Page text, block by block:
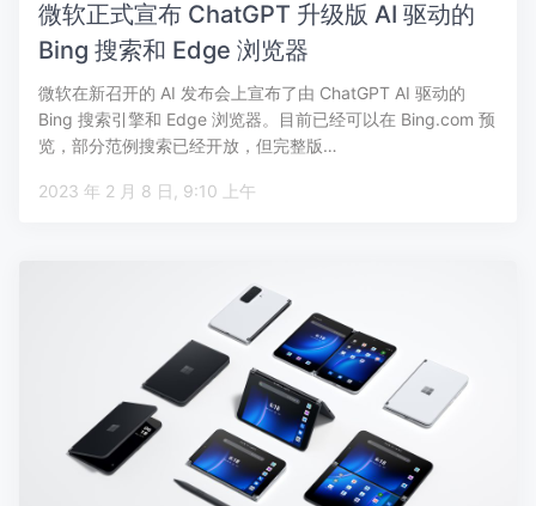
微软正式宣布 ChatGPT 升级版 AI 驱动的
Bing 搜索和 Edge 浏览器
微软在新召开的 AI 发布会上宣布了由 ChatGPT AI 驱动的
Bing 搜索引擎和 Edge 浏览器。目前已经可以在 Bing.com 预
览，部分范例搜索已经开放，但完整版…
2023 年 2 月 8 日, 9:10 上午